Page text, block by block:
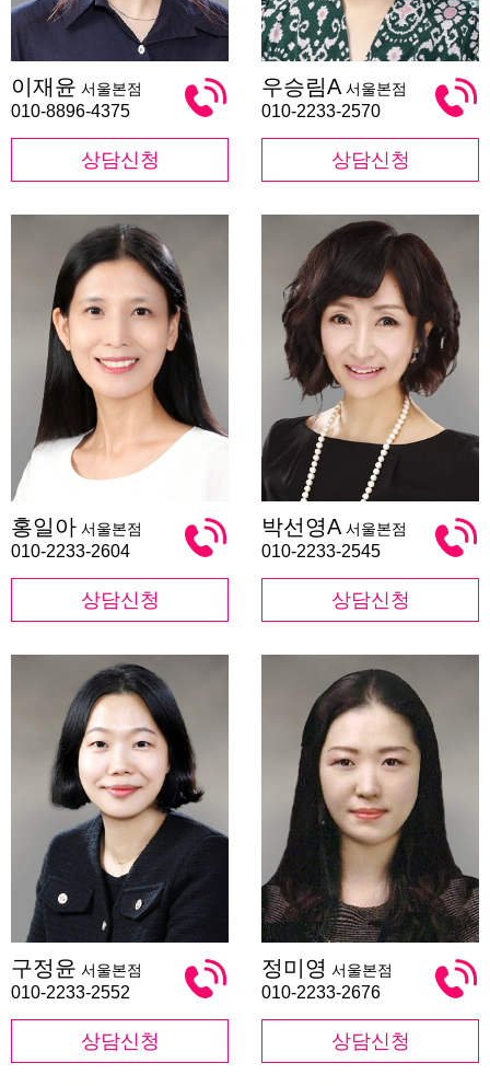
재
윤
이재윤 서울본점
010-8896-4375
상담신청
승
림
우승림A 서울본점
010-2233-2570
상담신청
일
아
홍일아 서울본점
010-2233-2604
상담신청
선
영
박선영A 서울본점
010-2233-2545
상담신청
정
윤
구정윤 서울본점
010-2233-2552
상담신청
미
영
정미영 서울본점
010-2233-2676
상담신청